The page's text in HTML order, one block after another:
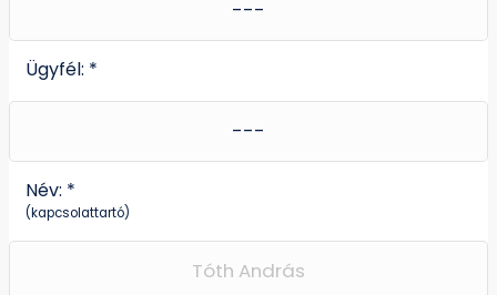
Ügyfél: *
Név: *
(kapcsolattartó)